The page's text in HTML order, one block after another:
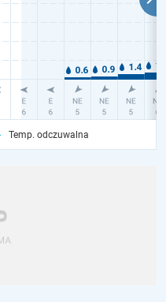
Temp. odczuwalna